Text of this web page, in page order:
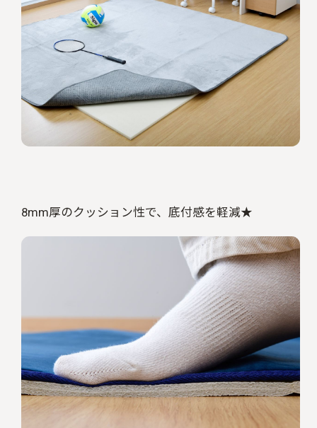
8mm厚のクッション性で、底付感を軽減★